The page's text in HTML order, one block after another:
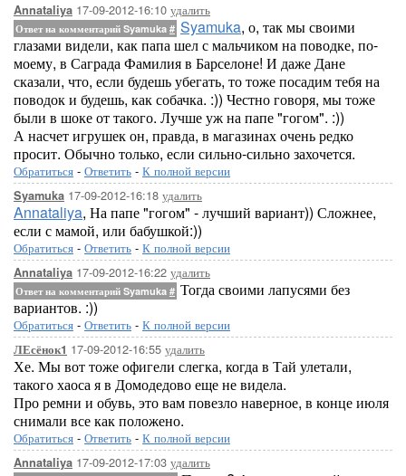
Annataliya 17-09-2012-16:10 удалить
Ответ на комментарий Syamuka # Syamuka, о, так мы своими
глазами видели, как папа шел с мальчиком на поводке, по-
моему, в Саграда Фамилия в Барселоне! И даже Дане
сказали, что, если будешь убегать, то тоже посадим тебя на
поводок и будешь, как собачка. :)) Честно говоря, мы тоже
были в шоке от такого. Лучше уж на папе "гогом". :))
А насчет игрушек он, правда, в магазинах очень редко
просит. Обычно только, если сильно-сильно захочется.
Обратиться - Ответить - К полной версии
Syamuka 17-09-2012-16:18 удалить
Annataliya, На папе "гогом" - лучший вариант)) Сложнее,
если с мамой, или бабушкой:))
Обратиться - Ответить - К полной версии
Annataliya 17-09-2012-16:22 удалить
Ответ на комментарий Syamuka # Тогда своими лапусями без
вариантов. :))
Обратиться - Ответить - К полной версии
ЛЕсёнок1 17-09-2012-16:55 удалить
Хе. Мы вот тоже офигели слегка, когда в Тай улетали,
такого хаоса я в Домодедово еще не видела.
Про ремни и обувь, это вам повезло наверное, в конце июля
снимали все как положено.
Обратиться - Ответить - К полной версии
Annataliya 17-09-2012-17:03 удалить